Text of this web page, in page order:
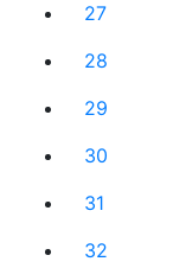
27
28
29
30
31
32